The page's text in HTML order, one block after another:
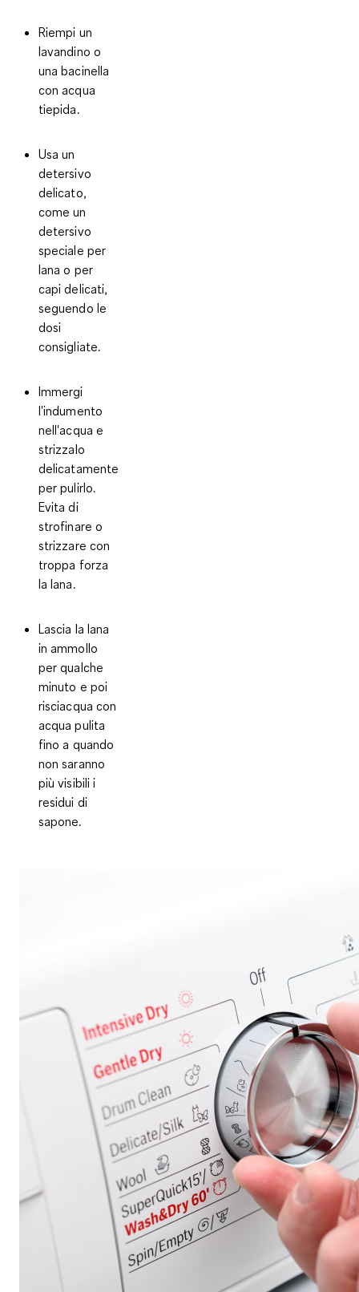
Riempi un
lavandino o
una bacinella
con acqua
tiepida.
Usa un
detersivo
delicato,
come un
detersivo
speciale per
lana o per
capi delicati,
seguendo le
dosi
consigliate.
Immergi
l'indumento
nell'acqua e
strizzalo
delicatamente
per pulirlo.
Evita di
strofinare o
strizzare con
troppa forza
la lana.
Lascia la lana
in ammollo
per qualche
minuto e poi
risciacqua con
acqua pulita
fino a quando
non saranno
più visibili i
residui di
sapone.